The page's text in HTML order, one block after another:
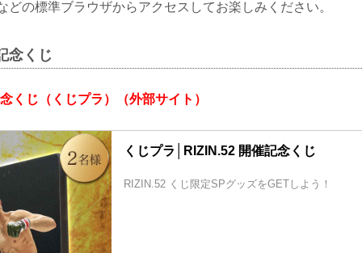
の標準ブラウザからアクセスしてお楽しみください。
念くじ
くじ（くじプラ）（外部サイト）
くじプラ│RIZIN.52 開催記念くじ
RIZIN.52 くじ限定SPグッズをGETしよう！